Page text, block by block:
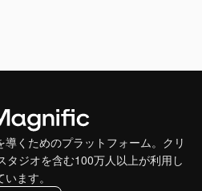
くためのプラットフォーム。クリ
タジオを含む100万人以上が利用し
います。